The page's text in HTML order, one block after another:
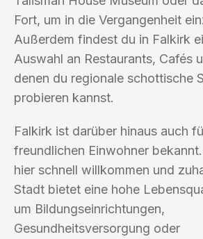
Fort, um in die Vergangenheit
Außerdem findest du in Falkirk
Auswahl an Restaurants, Cafés
denen du regionale schottische
probieren kannst.
Falkirk ist darüber hinaus auch
freundlichen Einwohner
hier schnell willkommen und
Stadt bietet eine hohe
um Bildungseinrichtungen,
Gesundheitsversorgung oder